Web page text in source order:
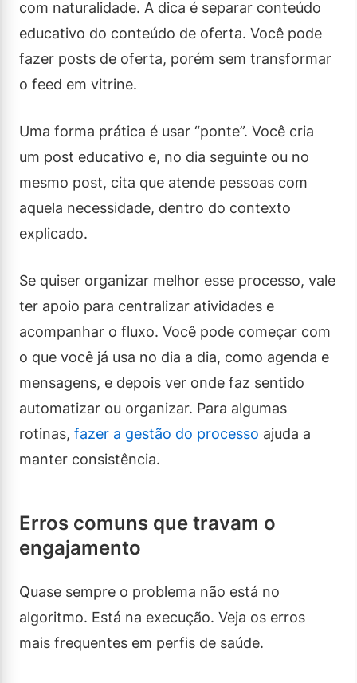
com naturalidade. A dica é separar conteúdo
educativo do conteúdo de oferta. Você pode
fazer posts de oferta, porém sem transformar
o feed em vitrine.
Uma forma prática é usar “ponte”. Você cria
um post educativo e, no dia seguinte ou no
mesmo post, cita que atende pessoas com
aquela necessidade, dentro do contexto
explicado.
Se quiser organizar melhor esse processo, vale
ter apoio para centralizar atividades e
acompanhar o fluxo. Você pode começar com
o que você já usa no dia a dia, como agenda e
mensagens, e depois ver onde faz sentido
automatizar ou organizar. Para algumas
rotinas, fazer a gestão do processo ajuda a
manter consistência.
Erros comuns que travam o
engajamento
Quase sempre o problema não está no
algoritmo. Está na execução. Veja os erros
mais frequentes em perfis de saúde.